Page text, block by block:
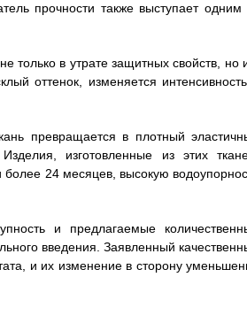
прочности также выступает одним
в утрате защитных свойств, но
оттенок, изменяется
превращается в плотный
изготовленные из этих
24 месяцев, высокую
и предлагаемые
введения. Заявленный
и их изменение в сторону